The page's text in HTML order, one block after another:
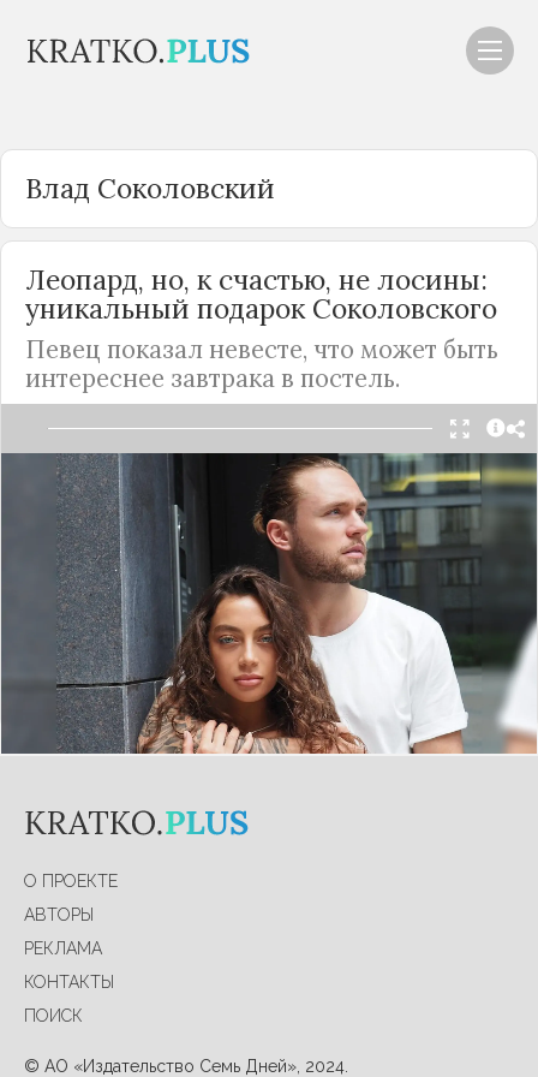
Влад Соколовский
Леопард, но, к счастью, не лосины:
уникальный подарок Соколовского
Певец показал невесте, что может быть
интереснее завтрака в постель.
Певец Влад Соколовский, который за последние
пару лет превратился в образцово-
показательного мужчину, празднует пополнение
в семье. Музыкант подарил своей невесте Лине
Сурковой очаровательного котенка, о котором
она давно мечтала. Это ни много ни мало (хотя
нет, он совсем кроха) – леопард.
Подробнее
О ПРОЕКТЕ
АВТОРЫ
РЕКЛАМА
КОНТАКТЫ
ПОИСК
© АО «Издательство Семь Дней», 2024.